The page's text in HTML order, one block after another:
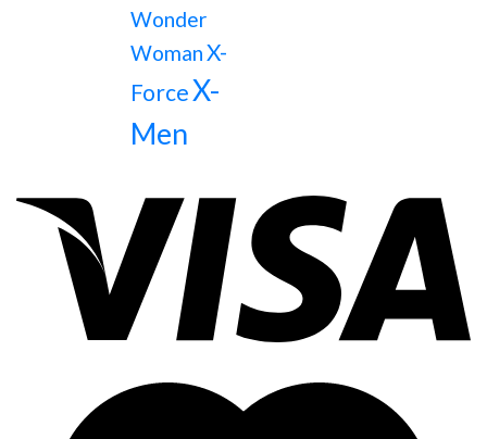
Wonder
WomanX-
ForceX-
Men